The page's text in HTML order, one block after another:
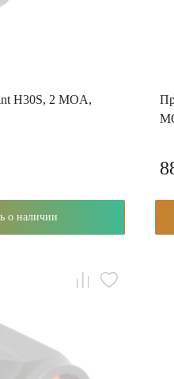
H30S, 2 MOA,
Сообщить о наличии